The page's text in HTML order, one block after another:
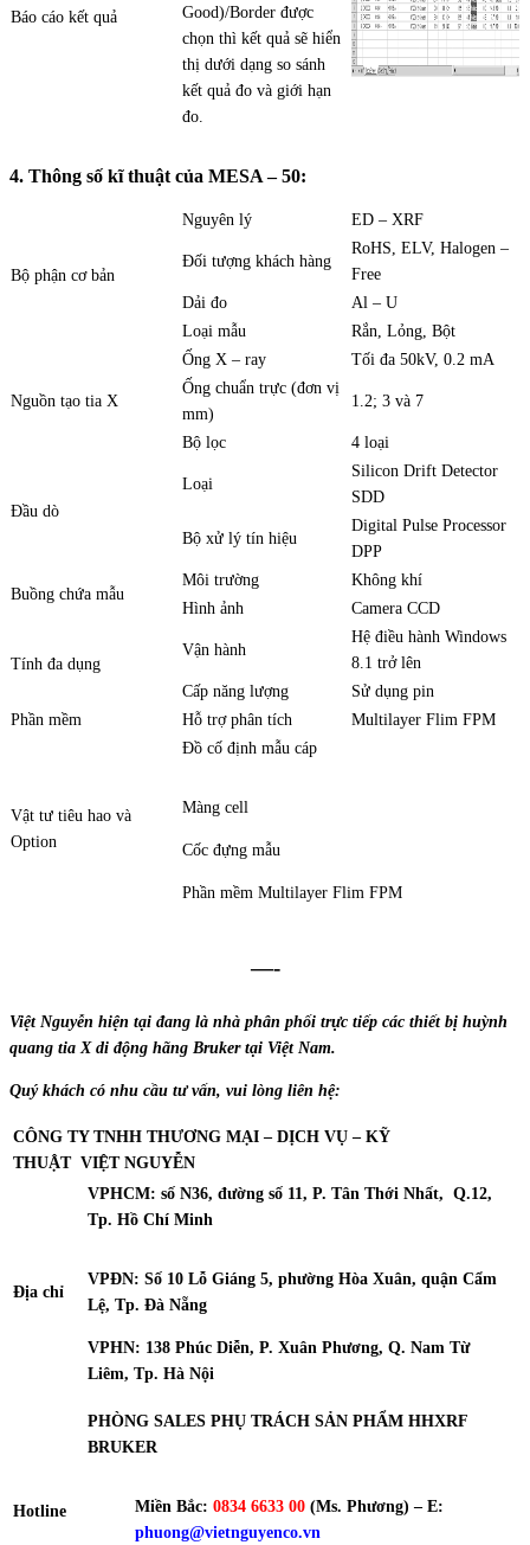
Báo cáo kết quả
Good)/Border được
chọn thì kết quả sẽ hiển
thị dưới dạng so sánh
kết quả đo và giới hạn
đo.
4. Thông số kĩ thuật của MESA – 50:
Bộ phận cơ bản
Nguyên lý ED – XRF
Đối tượng khách hàng
RoHS, ELV, Halogen –
Free
Dải đo
Al – U
Loại mẫu
Rắn, Lỏng, Bột
Nguồn tạo tia X
Ống X – ray
Tối đa 50kV, 0.2 mA
Ống chuẩn trực (đơn vị
mm)
1.2; 3 và 7
Bộ lọc 4 loại
Đầu dò
Loại
Silicon Drift Detector
SDD
Bộ xử lý tín hiệu
Digital Pulse Processor
DPP
Buồng chứa mẫu
Môi trường
Không khí
Hình ảnh
Camera CCD
Tính đa dụng
Vận hành
Hệ điều hành Windows
8.1 trở lên
Cấp năng lượng
Sử dụng pin
Phần mềm
Hỗ trợ phân tích Multilayer Flim FPM
Vật tư tiêu hao và
Option
Đồ cố định mẫu cáp
Màng cell
Cốc đựng mẫu
Phần mềm Multilayer Flim FPM
—-
Việt Nguyễn hiện tại đang là nhà phân phối trực tiếp các thiết bị huỳnh
quang tia X di động hãng Bruker tại Việt Nam.
Quý khách có nhu cầu tư vấn, vui lòng liên hệ:
CÔNG TY TNHH THƯƠNG MẠI – DỊCH VỤ – KỸ
THUẬT VIỆT NGUYỄN
Địa chỉ
VPHCM: số N36, đường số 11, P. Tân Thới Nhất, Q.12,
Tp. Hồ Chí Minh
VPĐN: Số 10 Lỗ Giáng 5, phường Hòa Xuân, quận Cẩm
Lệ, Tp. Đà Nẵng
VPHN: 138 Phúc Diễn, P. Xuân Phương, Q. Nam Từ
Liêm, Tp. Hà Nội
Hotline
PHÒNG SALES PHỤ TRÁCH SẢN PHẨM HHXRF
BRUKER
Miền Bắc: 0834 6633 00 (Ms. Phương) – E:
phuong@vietnguyenco.vn